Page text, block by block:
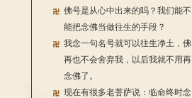
佛号是从心中出来的吗？我们能不
能把念佛当做往生的手段？
我念一句名号就可以往生净土，佛
再也不会舍弃我，以后我就不用再
念佛了。
现在有很多老菩萨说：临命终时念